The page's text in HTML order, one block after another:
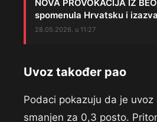
NOVA PROVOKACIJA IZ
spomenula Hrvatsku i
28.05.2026. u 11:27
Uvoz također pao
Podaci pokazuju da je uvoz
smanjen za 0,3 posto.